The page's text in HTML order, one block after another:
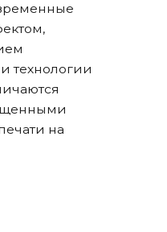
технологии
на